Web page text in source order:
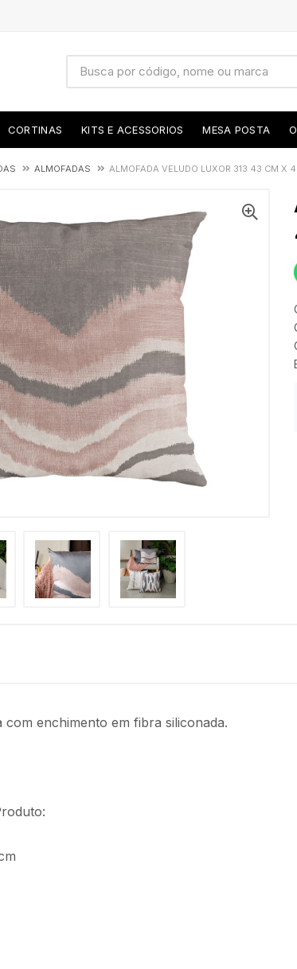
CORTINAS KITS E ACESSORIOS MESA POSTA
ALMOFADAS ALMOFADA VELUDO LUXOR 313 43 CM X
com enchimento em fibra siliconada.